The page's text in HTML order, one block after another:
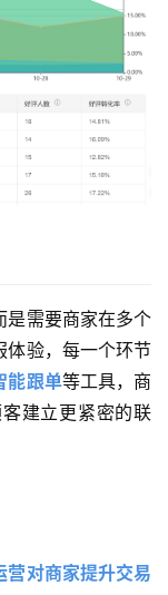
是需要商家在多个
体验，每一个环节
能跟单等工具，商
建立更紧密的联
营对商家提升交易